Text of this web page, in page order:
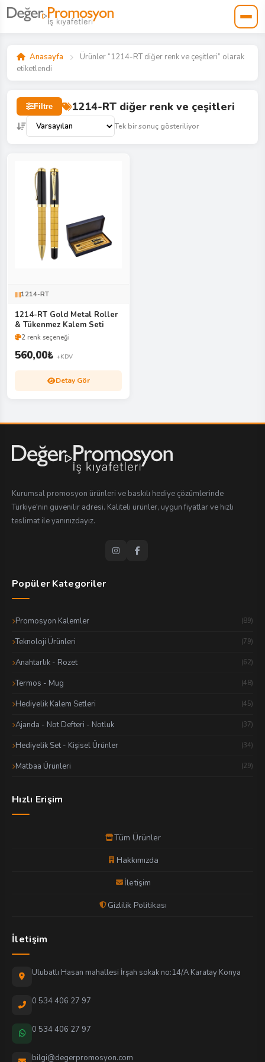
Anasayfa
Ürünler “1214-RT diğer renk ve çeşitleri” olarak
etiketlendi
Filtre 1214-RT diğer renk ve çeşitleri
Tek bir sonuç gösteriliyor
1214-RT
1214-RT Gold Metal Roller
& Tükenmez Kalem Seti
2 renk seçeneği
560,00₺ +KDV
Detay Gör
Kurumsal promosyon ürünleri ve baskılı hediye çözümlerinde
Türkiye'nin güvenilir adresi. Kaliteli ürünler, uygun fiyatlar ve hızlı
teslimat ile yanınızdayız.
Popüler Kategoriler
Promosyon Kalemler (89)
Teknoloji Ürünleri (79)
Anahtarlık - Rozet (62)
Termos - Mug (48)
Hediyelik Kalem Setleri (45)
Ajanda - Not Defteri - Notluk (37)
Hediyelik Set - Kişisel Ürünler (34)
Matbaa Ürünleri (29)
Hızlı Erişim
Tüm Ürünler
Hakkımızda
İletişim
Gizlilik Politikası
İletişim
Ulubatlı Hasan mahallesi İrşah sokak no:14/A Karatay Konya
0 534 406 27 97
0 534 406 27 97
bilgi@degerpromosyon.com